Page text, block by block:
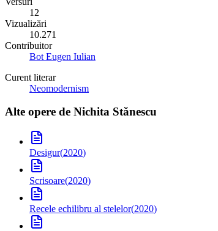
12
Vizualizări
10.271
Contribuitor
Bot Eugen Iulian
Curent literar
Neomodernism
Alte opere de Nichita Stănescu
Desigur(2020)
Scrisoare(2020)
Recele echilibru al stelelor(2020)